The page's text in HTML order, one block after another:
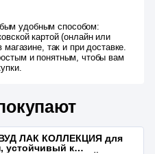
удобным способом:
картой (онлайн или
так и при доставке.
и понятным, чтобы вам
ЛАК КОЛЛЕКЦИЯ для
устойчивый к